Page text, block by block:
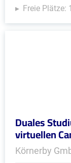
Freie Plätze: 1
Duales
virtuellen
Körnerby